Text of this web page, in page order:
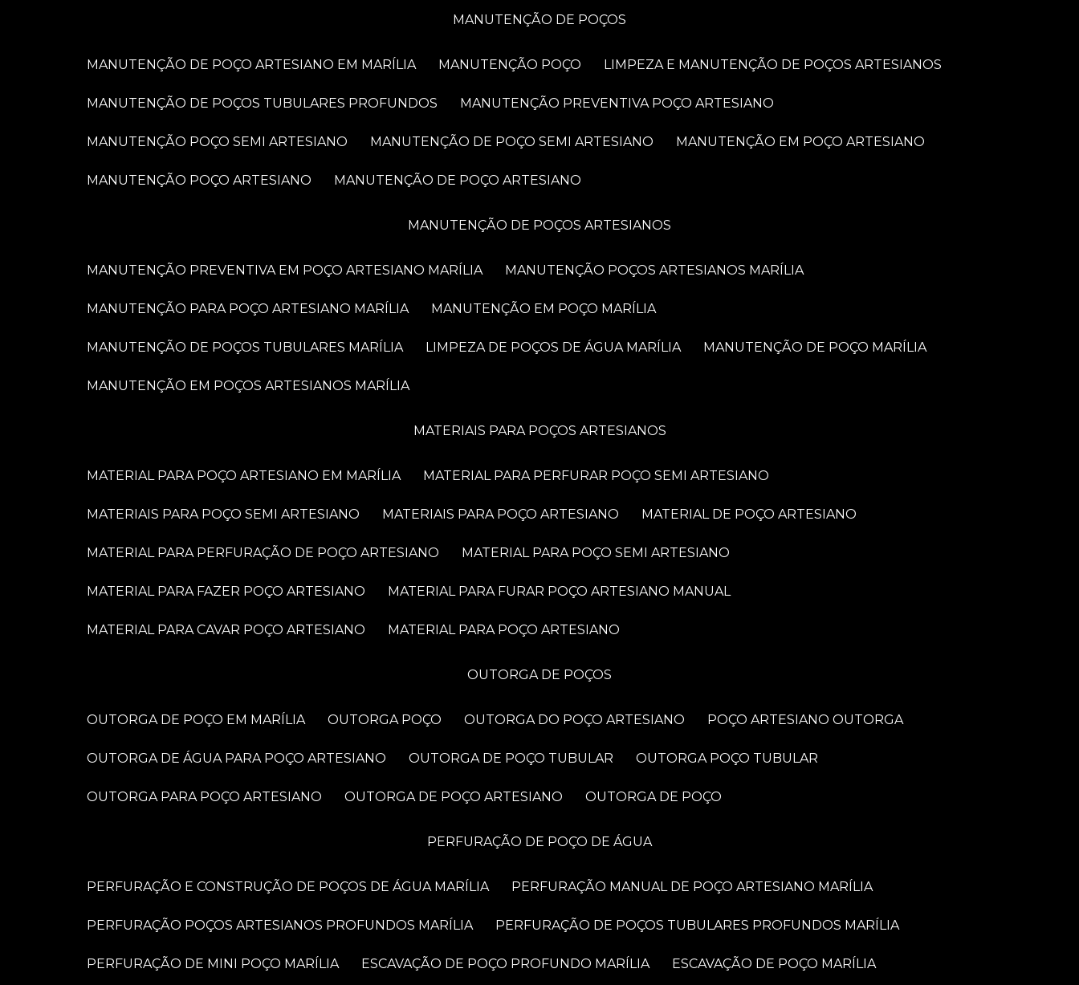
MANUTENÇÃO DE POÇOS
MANUTENÇÃO DE POÇO ARTESIANO EM MARÍLIA MANUTENÇÃO POÇO LIMPEZA E MANUTENÇÃO DE POÇOS ARTESIANOS
MANUTENÇÃO DE POÇOS TUBULARES PROFUNDOS MANUTENÇÃO PREVENTIVA POÇO ARTESIANO
MANUTENÇÃO POÇO SEMI ARTESIANO MANUTENÇÃO DE POÇO SEMI ARTESIANO MANUTENÇÃO EM POÇO ARTESIANO
MANUTENÇÃO POÇO ARTESIANO MANUTENÇÃO DE POÇO ARTESIANO
MANUTENÇÃO DE POÇOS ARTESIANOS
MANUTENÇÃO PREVENTIVA EM POÇO ARTESIANO MARÍLIA MANUTENÇÃO POÇOS ARTESIANOS MARÍLIA
MANUTENÇÃO PARA POÇO ARTESIANO MARÍLIA MANUTENÇÃO EM POÇO MARÍLIA
MANUTENÇÃO DE POÇOS TUBULARES MARÍLIA LIMPEZA DE POÇOS DE ÁGUA MARÍLIA MANUTENÇÃO DE POÇO MARÍLIA
MANUTENÇÃO EM POÇOS ARTESIANOS MARÍLIA
MATERIAIS PARA POÇOS ARTESIANOS
MATERIAL PARA POÇO ARTESIANO EM MARÍLIA MATERIAL PARA PERFURAR POÇO SEMI ARTESIANO
MATERIAIS PARA POÇO SEMI ARTESIANO MATERIAIS PARA POÇO ARTESIANO MATERIAL DE POÇO ARTESIANO
MATERIAL PARA PERFURAÇÃO DE POÇO ARTESIANO MATERIAL PARA POÇO SEMI ARTESIANO
MATERIAL PARA FAZER POÇO ARTESIANO MATERIAL PARA FURAR POÇO ARTESIANO MANUAL
MATERIAL PARA CAVAR POÇO ARTESIANO MATERIAL PARA POÇO ARTESIANO
OUTORGA DE POÇOS
OUTORGA DE POÇO EM MARÍLIA OUTORGA POÇO OUTORGA DO POÇO ARTESIANO POÇO ARTESIANO OUTORGA
OUTORGA DE ÁGUA PARA POÇO ARTESIANO OUTORGA DE POÇO TUBULAR OUTORGA POÇO TUBULAR
OUTORGA PARA POÇO ARTESIANO OUTORGA DE POÇO ARTESIANO OUTORGA DE POÇO
PERFURAÇÃO DE POÇO DE ÁGUA
PERFURAÇÃO E CONSTRUÇÃO DE POÇOS DE ÁGUA MARÍLIA PERFURAÇÃO MANUAL DE POÇO ARTESIANO MARÍLIA
PERFURAÇÃO POÇOS ARTESIANOS PROFUNDOS MARÍLIA PERFURAÇÃO DE POÇOS TUBULARES PROFUNDOS MARÍLIA
PERFURAÇÃO DE MINI POÇO MARÍLIA ESCAVAÇÃO DE POÇO PROFUNDO MARÍLIA ESCAVAÇÃO DE POÇO MARÍLIA